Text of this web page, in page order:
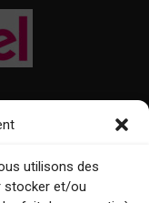
utilisons des
stocker et/ou
Le Mensuel ?
ligne